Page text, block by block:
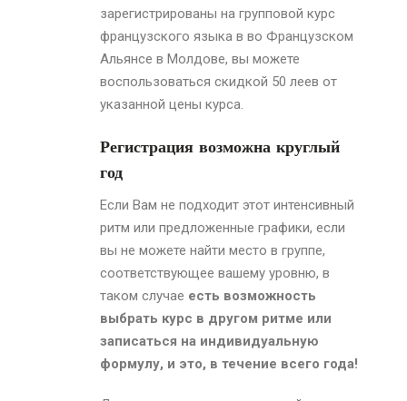
зарегистрированы на групповой курс
французского языка в во Французском
Альянсе в Молдове, вы можете
воспользоваться скидкой 50 леев от
указанной цены курса.
Регистрация возможна круглый
год
Если Вам не подходит этот интенсивный
ритм или предложенные графики, если
вы не можете найти место в группе,
соответствующее вашему уровню, в
таком случае есть возможность
выбрать курс в другом ритме или
записаться на индивидуальную
формулу, и это, в течение всего года!